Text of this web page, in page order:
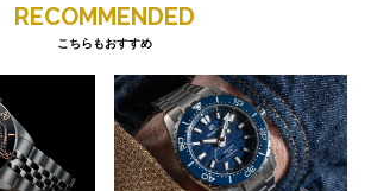
RECOMMENDED
こちらもおすすめ